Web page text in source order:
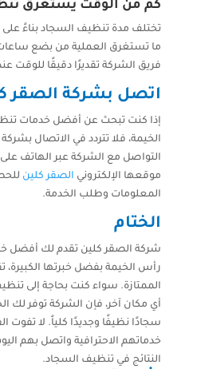
كم من الوقت يستغرق
تختلف مدة تنظيف السجاد بناءً
ما تستغرق العملية من بضع
فريق الشركة تقديرًا دقيقًا للوقت
اتصل بشركة الصقر
إذا كنت تبحث عن أفضل خدمات
الخيمة، فلا تتردد في الاتصال
موقعها الإلكتروني الصقر كلين
المعلومات وطلب الخدمة.
الختام
شركة الصقر كلين تقدم لك أفضل
رأس الخيمة بفضل خبرتها الكبيرة،
الممتازة. سواء كنت بحاجة إلى
أي مكان آخر، فإن الشركة توفر لك
سجادًا نظيفًا وجديدًا كلياً. لا تفوت
خدماتهم الاحترافية واتصل بهم
النتائج في تنظيف السجاد.